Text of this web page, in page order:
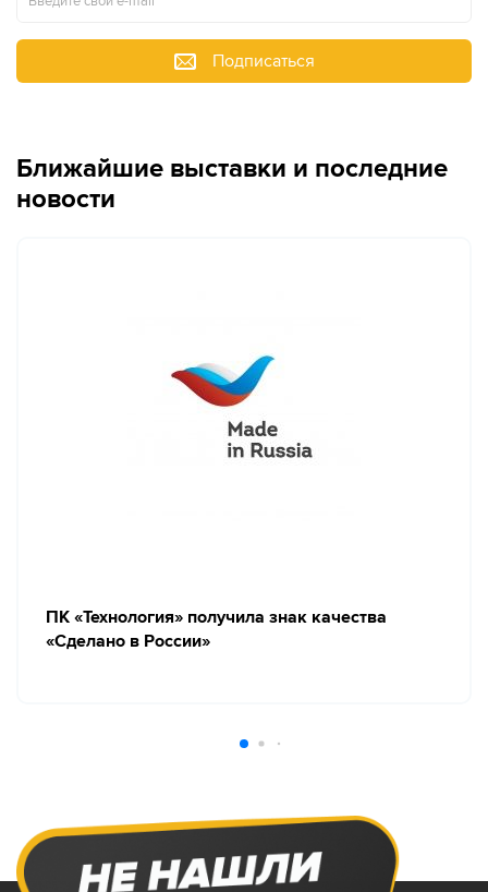
Подписаться
Ближайшие выставки и последние
новости
ПК «Технология» получила знак качества
«Сделано в России»